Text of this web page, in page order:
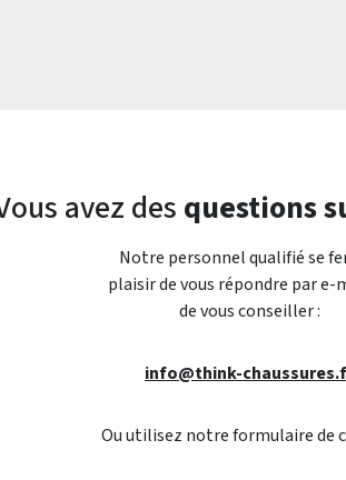
avez des questions
Notre personnel qualifié se
plaisir de vous répondre par e-
de vous conseiller :
info@think-
Ou utilisez notre formulaire de